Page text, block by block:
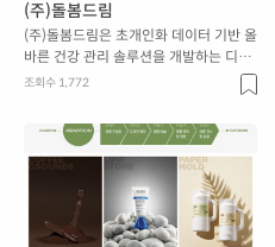
(주)돌봄드림
(주)돌봄드림은 초개인화 데이터 기반 올
바른 건강 관리 솔루션을 개발하는 디지
털 헬스케어 스타트업입니다.
조회수 1,772